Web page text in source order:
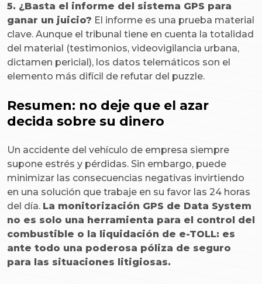
5. ¿Basta el informe del sistema GPS para
ganar un juicio? El informe es una prueba material
clave. Aunque el tribunal tiene en cuenta la totalidad
del material (testimonios, videovigilancia urbana,
dictamen pericial), los datos telemáticos son el
elemento más difícil de refutar del puzzle.
Resumen: no deje que el azar
decida sobre su dinero
Un accidente del vehículo de empresa siempre
supone estrés y pérdidas. Sin embargo, puede
minimizar las consecuencias negativas invirtiendo
en una solución que trabaje en su favor las 24 horas
del día. La monitorización GPS de Data System
no es solo una herramienta para el control del
combustible o la liquidación de e-TOLL: es
ante todo una poderosa póliza de seguro
para las situaciones litigiosas.